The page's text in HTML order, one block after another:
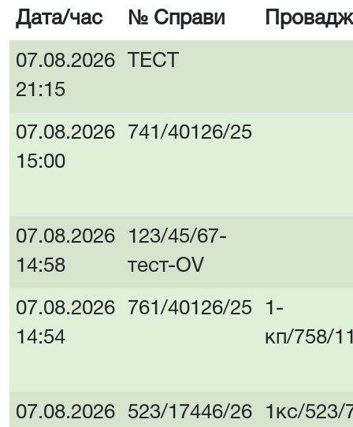
Дата/час № Справи
07.08.2026
21:15
ТЕСТ
07.08.2026
15:00
741/40126/25
07.08.2026
14:58
123/45/67-
тест-OV
07.08.2026
14:54
761/40126/25
1-
кп/758/
07.08.2026 523/17446/26 1кс/523/